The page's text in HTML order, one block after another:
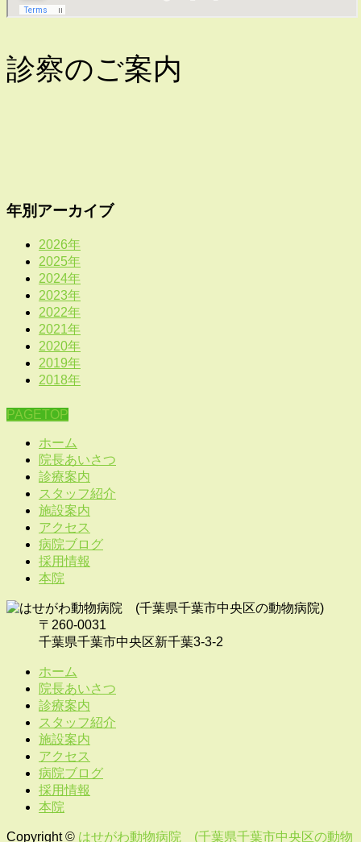
診察のご案内
年別アーカイブ
2026年
2025年
2024年
2023年
2022年
2021年
2020年
2019年
2018年
PAGETOP
ホーム
院長あいさつ
診療案内
スタッフ紹介
施設案内
アクセス
病院ブログ
採用情報
本院
〒260-0031
千葉県千葉市中央区新千葉3-3-2
ホーム
院長あいさつ
診療案内
スタッフ紹介
施設案内
アクセス
病院ブログ
採用情報
本院
Copyright © はせがわ動物病院 (千葉県千葉市中央区の動物